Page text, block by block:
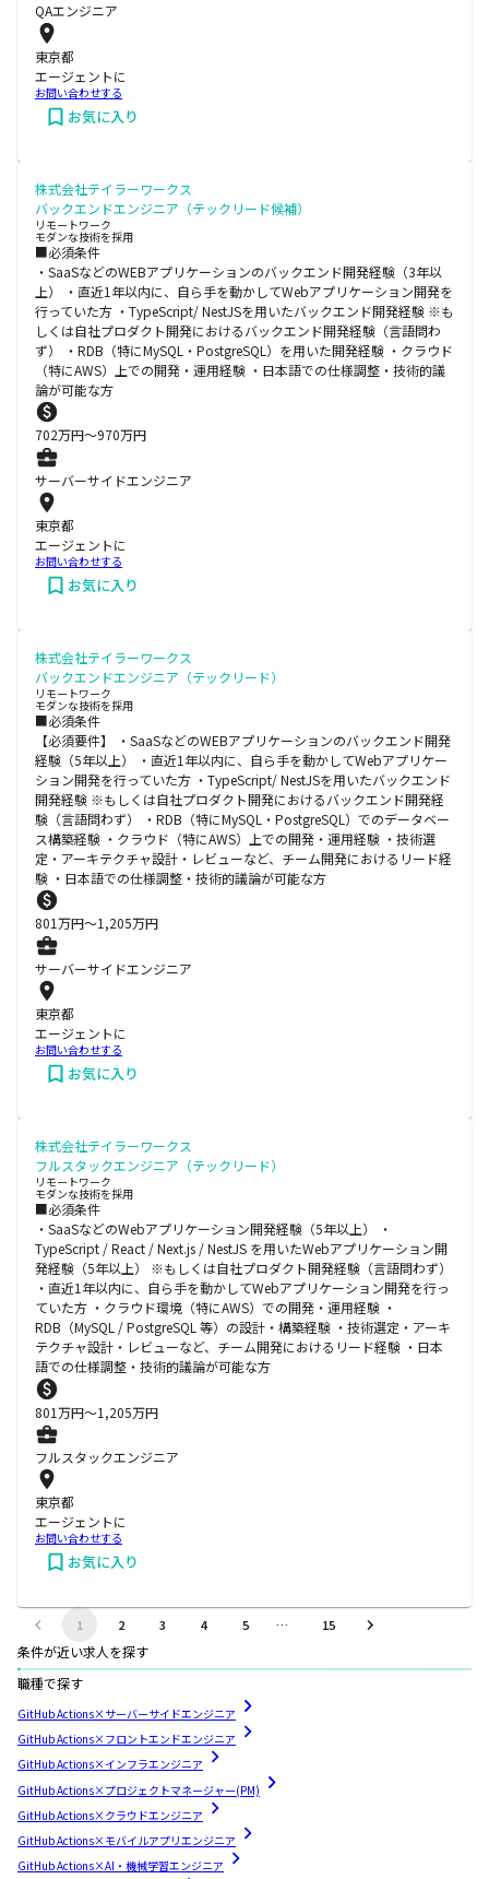
QAエンジニア
東京都
エージェントに
お問い合わせする
お気に入り
株式会社テイラーワークス
バックエンドエンジニア（テックリード候補）
リモートワーク
モダンな技術を採用
■必須条件
・SaaSなどのWEBアプリケーションのバックエンド開発経験（3年以
上） ・直近1年以内に、自ら手を動かしてWebアプリケーション開発を
行っていた方 ・TypeScript/ NestJSを用いたバックエンド開発経験 ※も
しくは自社プロダクト開発におけるバックエンド開発経験（言語問わ
ず） ・RDB（特にMySQL・PostgreSQL）を用いた開発経験 ・クラウド
（特にAWS）上での開発・運用経験 ・日本語での仕様調整・技術的議
論が可能な方
702万円〜970万円
サーバーサイドエンジニア
東京都
エージェントに
お問い合わせする
お気に入り
株式会社テイラーワークス
バックエンドエンジニア（テックリード）
リモートワーク
モダンな技術を採用
■必須条件
【必須要件】 ・SaaSなどのWEBアプリケーションのバックエンド開発
経験（5年以上） ・直近1年以内に、自ら手を動かしてWebアプリケー
ション開発を行っていた方 ・TypeScript/ NestJSを用いたバックエンド
開発経験 ※もしくは自社プロダクト開発におけるバックエンド開発経
験（言語問わず） ・RDB（特にMySQL・PostgreSQL）でのデータベー
ス構築経験 ・クラウド（特にAWS）上での開発・運用経験 ・技術選
定・アーキテクチャ設計・レビューなど、チーム開発におけるリード経
験 ・日本語での仕様調整・技術的議論が可能な方
801万円〜1,205万円
サーバーサイドエンジニア
東京都
エージェントに
お問い合わせする
お気に入り
株式会社テイラーワークス
フルスタックエンジニア（テックリード）
リモートワーク
モダンな技術を採用
■必須条件
・SaaSなどのWebアプリケーション開発経験（5年以上） ・
TypeScript / React / Next.js / NestJS を用いたWebアプリケーション開
発経験（5年以上） ※もしくは自社プロダクト開発経験（言語問わず）
・直近1年以内に、自ら手を動かしてWebアプリケーション開発を行っ
ていた方 ・クラウド環境（特にAWS）での開発・運用経験 ・
RDB（MySQL / PostgreSQL 等）の設計・構築経験 ・技術選定・アーキ
テクチャ設計・レビューなど、チーム開発におけるリード経験 ・日本
語での仕様調整・技術的議論が可能な方
801万円〜1,205万円
フルスタックエンジニア
東京都
エージェントに
お問い合わせする
お気に入り
1 2 3 4 5 … 15
条件が近い求人を探す
職種で探す
GitHub Actions×サーバーサイドエンジニア
GitHub Actions×フロントエンドエンジニア
GitHub Actions×インフラエンジニア
GitHub Actions×プロジェクトマネージャー(PM)
GitHub Actions×クラウドエンジニア
GitHub Actions×モバイルアプリエンジニア
GitHub Actions×AI・機械学習エンジニア